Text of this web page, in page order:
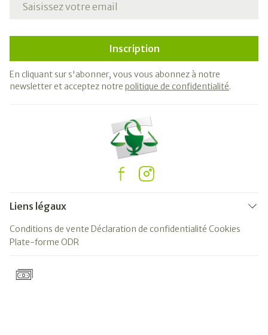
Inscription
En cliquant sur s'abonner, vous vous abonnez à notre
newsletter et acceptez notre politique de confidentialité.
Liens légaux
Conditions de vente Déclaration de confidentialité Cookies
Plate-forme ODR